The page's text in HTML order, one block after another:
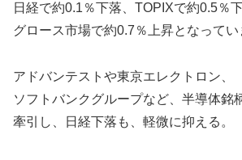
日経で約0.1％下落、TOPIXで約0.5％下
グロース市場で約0.7％上昇となってい
アドバンテストや東京エレクトロン、
ソフトバンクグループなど、半導体銘
牽引し、日経下落も、軽微に抑える。